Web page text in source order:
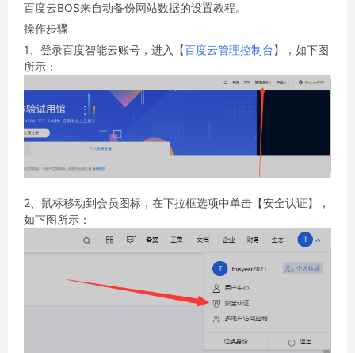
百度云BOS来自动备份网站数据的设置教程。
操作步骤
1、登录百度智能云账号，进入【百度云管理控制台】，如下图
所示：
2、鼠标移动到会员图标，在下拉框选项中单击【安全认证】，
如下图所示：